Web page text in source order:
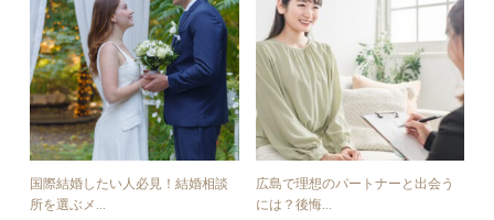
国際結婚したい人必見！結婚相談
所を選ぶメ...
広島で理想のパートナーと出会う
には？後悔...